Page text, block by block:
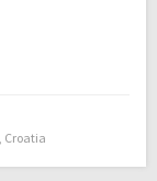
Croatia